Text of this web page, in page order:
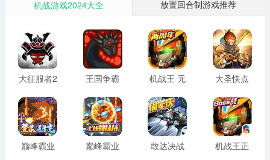
来，进行各种搭配。
风暴奇兵手游更新内容
一、新增内容：
1、新增锻造坊“雕文”养成
2、新增神器“觉醒”养成
3、新增“宠物”养成
机战游戏2024大全 放置回合制游戏推荐
大征服者2
官网手机
版
王国争霸
卓版
机战王 无
无限钻石
版
大圣快点
巅峰霸业
巅峰霸业
敢达决战
机战王正